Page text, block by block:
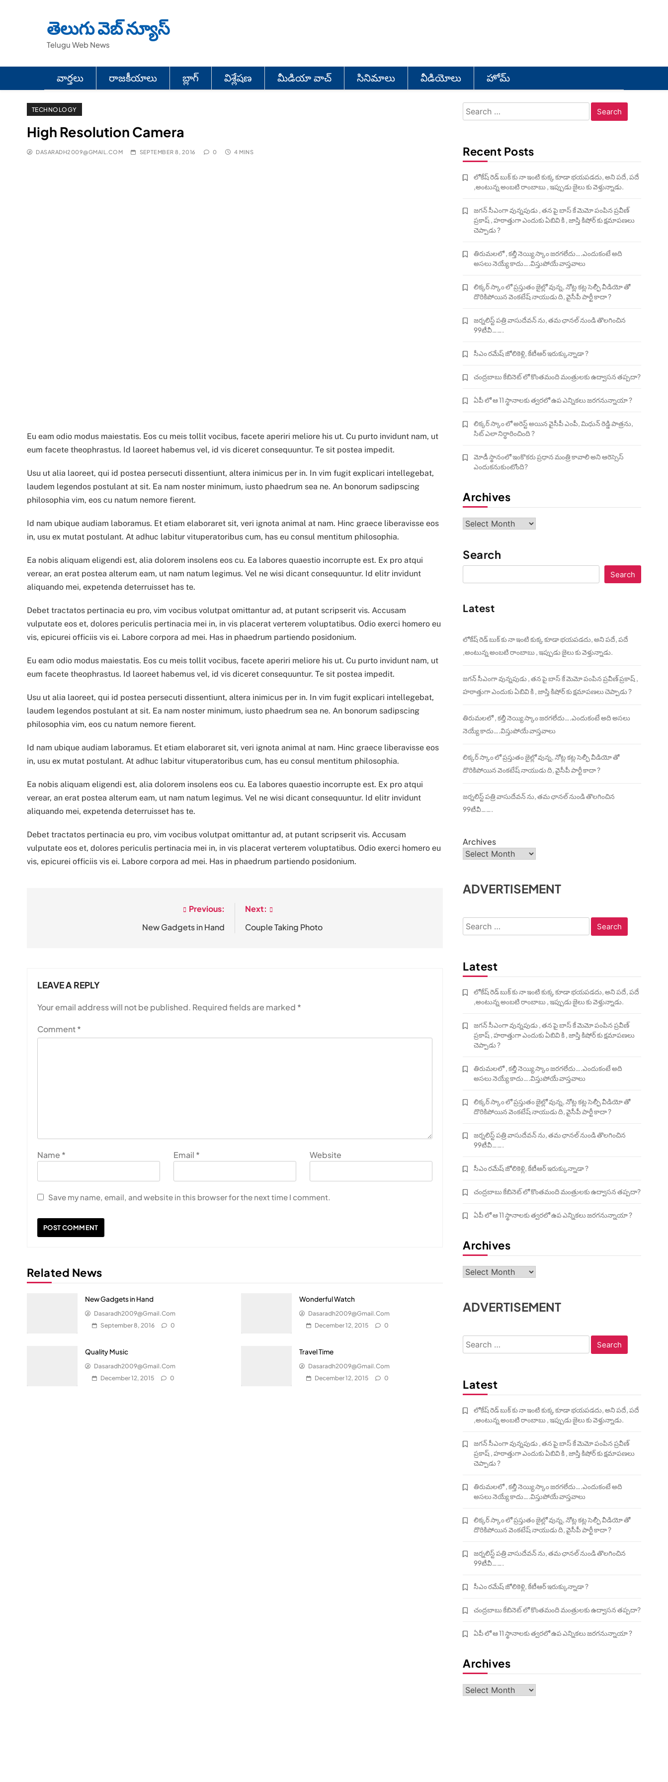
తెలుగు వెబ్ న్యూస్
Telugu Web News
వార్తలు రాజకీయాలు బ్లాగ్ విశ్లేషణ మీడియా వాచ్ సినిమాలు వీడియోలు హోమ్
TECHNOLOGY
High Resolution Camera
DASARADH2009@GMAIL.COM SEPTEMBER 8, 2016 0 4 MINS
Eu eam odio modus maiestatis. Eos cu meis tollit vocibus, facete aperiri meliore his ut. Cu purto invidunt nam, ut
eum facete theophrastus. Id laoreet habemus vel, id vis diceret consequuntur. Te sit postea impedit.
Usu ut alia laoreet, qui id postea persecuti dissentiunt, altera inimicus per in. In vim fugit explicari intellegebat,
laudem legendos postulant at sit. Ea nam noster minimum, iusto phaedrum sea ne. An bonorum sadipscing
philosophia vim, eos cu natum nemore fierent.
Id nam ubique audiam laboramus. Et etiam elaboraret sit, veri ignota animal at nam. Hinc graece liberavisse eos
in, usu ex mutat postulant. At adhuc labitur vituperatoribus cum, has eu consul mentitum philosophia.
Ea nobis aliquam eligendi est, alia dolorem insolens eos cu. Ea labores quaestio incorrupte est. Ex pro atqui
verear, an erat postea alterum eam, ut nam natum legimus. Vel ne wisi dicant consequuntur. Id elitr invidunt
aliquando mei, expetenda deterruisset has te.
Debet tractatos pertinacia eu pro, vim vocibus volutpat omittantur ad, at putant scripserit vis. Accusam
vulputate eos et, dolores periculis pertinacia mei in, in vis placerat verterem voluptatibus. Odio exerci homero eu
vis, epicurei officiis vis ei. Labore corpora ad mei. Has in phaedrum partiendo posidonium.
Eu eam odio modus maiestatis. Eos cu meis tollit vocibus, facete aperiri meliore his ut. Cu purto invidunt nam, ut
eum facete theophrastus. Id laoreet habemus vel, id vis diceret consequuntur. Te sit postea impedit.
Usu ut alia laoreet, qui id postea persecuti dissentiunt, altera inimicus per in. In vim fugit explicari intellegebat,
laudem legendos postulant at sit. Ea nam noster minimum, iusto phaedrum sea ne. An bonorum sadipscing
philosophia vim, eos cu natum nemore fierent.
Id nam ubique audiam laboramus. Et etiam elaboraret sit, veri ignota animal at nam. Hinc graece liberavisse eos
in, usu ex mutat postulant. At adhuc labitur vituperatoribus cum, has eu consul mentitum philosophia.
Ea nobis aliquam eligendi est, alia dolorem insolens eos cu. Ea labores quaestio incorrupte est. Ex pro atqui
verear, an erat postea alterum eam, ut nam natum legimus. Vel ne wisi dicant consequuntur. Id elitr invidunt
aliquando mei, expetenda deterruisset has te.
Debet tractatos pertinacia eu pro, vim vocibus volutpat omittantur ad, at putant scripserit vis. Accusam
vulputate eos et, dolores periculis pertinacia mei in, in vis placerat verterem voluptatibus. Odio exerci homero eu
vis, epicurei officiis vis ei. Labore corpora ad mei. Has in phaedrum partiendo posidonium.
Previous:
New Gadgets in Hand
Next:
Couple Taking Photo
LEAVE A REPLY
Your email address will not be published. Required fields are marked *
Comment*
Name * Email * Website
Save my name, email, and website in this browser for the next time I comment.
Related News
New Gadgets in Hand
Dasaradh2009@gmail.com
September 8, 2016
0
Wonderful Watch
Dasaradh2009@gmail.com
December 12, 2015
0
Quality Music
Dasaradh2009@gmail.com
December 12, 2015
0
Travel Time
Dasaradh2009@gmail.com
December 12, 2015
0
Search
for:
Recent Posts
లోకేష్ రెడ్ బుక్ కు నా ఇంటి కుక్క కూడా భయపడదు, అని పదే, పదే
,అంటున్న అంబటి రాంబాబు , ఇప్పుడు జైలు కు వెళ్తున్నాడు.
జగన్ సీఎంగా వున్నపుడు , తన పై బాస్ కే మెమో పంపిన ప్రవీణ్
ప్రకాష్ , హఠాత్తుగా ఎందుకు ఏబివి కి , జాస్తి కిషోర్ కు క్షమాపణలు
చెప్పాడు ?
తిరుమలలో , కల్తీ నెయ్యి స్కాం జరగలేదు….ఎందుకంటే అది
అసలు నెయ్యే కాదు….విస్తుపోయే వాస్తవాలు
లిక్కర్ స్కాం లో ప్రస్తుతం జైల్లో వున్న, నోట్ల కట్ల సెల్ఫీ వీడియో తో
దొరికిపోయిన వెంకటేష్ నాయుడు ది, వైసీపీ పార్టీ కాదా ?
జర్నలిస్ట్ పత్రి వాసుదేవన్ ను, తమ ఛానల్ నుండి తొలగించిన
99టీవీ…….
సీఎం రమేష్ జోలికెళ్లి, కేటీఆర్ ఇరుక్కున్నాడా ?
చంద్రబాబు కేబినెట్ లో కొంతమంది మంత్రులకు ఉద్వాసన తప్పదా?
ఏపీ లో ఆ 11 స్థానాలకు త్వరలో ఉప ఎన్నికలు జరగనున్నాయా ?
లిక్కర్ స్కాం లో అరెస్ట్ అయిన వైసీపీ ఎంపీ, మిధున్ రెడ్డి పాత్రను,
సిట్ ఎలా నిర్ధారించింది ?
మోడీ స్థానంలో ఇంకొకరు ప్రధాన మంత్రి కావాలి అని ఆరెస్సెస్‌
ఎందుకనుకుంటోంది?
Archives
Archives
Search
Search
Latest
లోకేష్ రెడ్ బుక్ కు నా ఇంటి కుక్క కూడా భయపడదు, అని పదే, పదే
,అంటున్న అంబటి రాంబాబు , ఇప్పుడు జైలు కు వెళ్తున్నాడు.
జగన్ సీఎంగా వున్నపుడు , తన పై బాస్ కే మెమో పంపిన ప్రవీణ్ ప్రకాష్ ,
హఠాత్తుగా ఎందుకు ఏబివి కి , జాస్తి కిషోర్ కు క్షమాపణలు చెప్పాడు ?
తిరుమలలో , కల్తీ నెయ్యి స్కాం జరగలేదు….ఎందుకంటే అది అసలు
నెయ్యే కాదు….విస్తుపోయే వాస్తవాలు
లిక్కర్ స్కాం లో ప్రస్తుతం జైల్లో వున్న, నోట్ల కట్ల సెల్ఫీ వీడియో తో
దొరికిపోయిన వెంకటేష్ నాయుడు ది, వైసీపీ పార్టీ కాదా ?
జర్నలిస్ట్ పత్రి వాసుదేవన్ ను, తమ ఛానల్ నుండి తొలగించిన
99టీవీ…….
Archives
ADVERTISEMENT
Search
for:
Latest
లోకేష్ రెడ్ బుక్ కు నా ఇంటి కుక్క కూడా భయపడదు, అని పదే, పదే
,అంటున్న అంబటి రాంబాబు , ఇప్పుడు జైలు కు వెళ్తున్నాడు.
జగన్ సీఎంగా వున్నపుడు , తన పై బాస్ కే మెమో పంపిన ప్రవీణ్
ప్రకాష్ , హఠాత్తుగా ఎందుకు ఏబివి కి , జాస్తి కిషోర్ కు క్షమాపణలు
చెప్పాడు ?
తిరుమలలో , కల్తీ నెయ్యి స్కాం జరగలేదు….ఎందుకంటే అది
అసలు నెయ్యే కాదు….విస్తుపోయే వాస్తవాలు
లిక్కర్ స్కాం లో ప్రస్తుతం జైల్లో వున్న, నోట్ల కట్ల సెల్ఫీ వీడియో తో
దొరికిపోయిన వెంకటేష్ నాయుడు ది, వైసీపీ పార్టీ కాదా ?
జర్నలిస్ట్ పత్రి వాసుదేవన్ ను, తమ ఛానల్ నుండి తొలగించిన
99టీవీ…….
సీఎం రమేష్ జోలికెళ్లి, కేటీఆర్ ఇరుక్కున్నాడా ?
చంద్రబాబు కేబినెట్ లో కొంతమంది మంత్రులకు ఉద్వాసన తప్పదా?
ఏపీ లో ఆ 11 స్థానాలకు త్వరలో ఉప ఎన్నికలు జరగనున్నాయా ?
Archives
Archives
ADVERTISEMENT
Search
for:
Latest
లోకేష్ రెడ్ బుక్ కు నా ఇంటి కుక్క కూడా భయపడదు, అని పదే, పదే
,అంటున్న అంబటి రాంబాబు , ఇప్పుడు జైలు కు వెళ్తున్నాడు.
జగన్ సీఎంగా వున్నపుడు , తన పై బాస్ కే మెమో పంపిన ప్రవీణ్
ప్రకాష్ , హఠాత్తుగా ఎందుకు ఏబివి కి , జాస్తి కిషోర్ కు క్షమాపణలు
చెప్పాడు ?
తిరుమలలో , కల్తీ నెయ్యి స్కాం జరగలేదు….ఎందుకంటే అది
అసలు నెయ్యే కాదు….విస్తుపోయే వాస్తవాలు
లిక్కర్ స్కాం లో ప్రస్తుతం జైల్లో వున్న, నోట్ల కట్ల సెల్ఫీ వీడియో తో
దొరికిపోయిన వెంకటేష్ నాయుడు ది, వైసీపీ పార్టీ కాదా ?
జర్నలిస్ట్ పత్రి వాసుదేవన్ ను, తమ ఛానల్ నుండి తొలగించిన
99టీవీ…….
సీఎం రమేష్ జోలికెళ్లి, కేటీఆర్ ఇరుక్కున్నాడా ?
చంద్రబాబు కేబినెట్ లో కొంతమంది మంత్రులకు ఉద్వాసన తప్పదా?
ఏపీ లో ఆ 11 స్థానాలకు త్వరలో ఉప ఎన్నికలు జరగనున్నాయా ?
Archives
Archives